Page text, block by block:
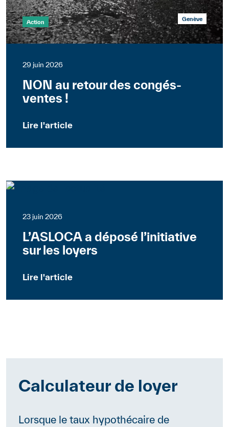
Action Genève
29 juin 2026
NON au retour des congés-
ventes !
Lire l'article
23 juin 2026
L’ASLOCA a déposé l’initiative
sur les loyers
Lire l'article
Calculateur de loyer
Lorsque le taux hypothécaire de